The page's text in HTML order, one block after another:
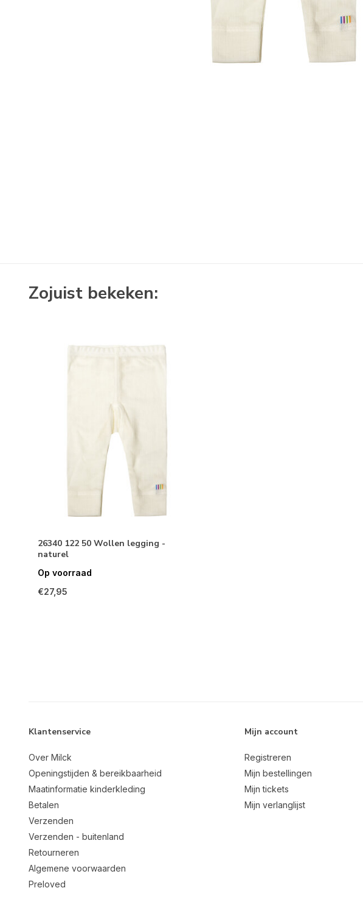
Zojuist bekeken:
26340 122 50 Wollen legging -
naturel
Op voorraad
€27,95
Klantenservice
Over Milck
Openingstijden & bereikbaarheid
Maatinformatie kinderkleding
Betalen
Verzenden
Verzenden - buitenland
Retourneren
Algemene voorwaarden
Preloved
Mijn account
Registreren
Mijn bestellingen
Mijn tickets
Mijn verlanglijst